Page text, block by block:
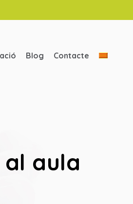
Blog Contacte
al aula